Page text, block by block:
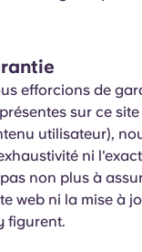
efforcions de
sur ce site
utilisateur),
ni
non plus à
web ni la mise à
figurent.